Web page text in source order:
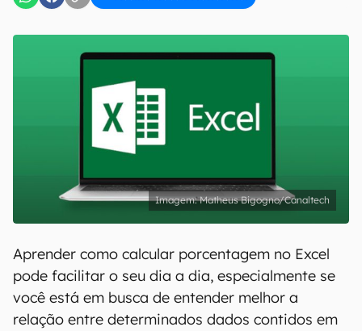
Matheus Bigogno/Canaltech
Aprender como calcular porcentagem no Excel
pode facilitar o seu dia a dia, especialmente se
você está em busca de entender melhor a
relação entre determinados dados contidos em